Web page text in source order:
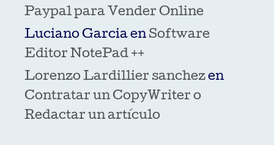
Paypal para Vender Online
Luciano Garciaen Software
Editor NotePad ++
Lorenzo Lardillier sanchezen
Contratar un CopyWriter o
Redactar un artículo